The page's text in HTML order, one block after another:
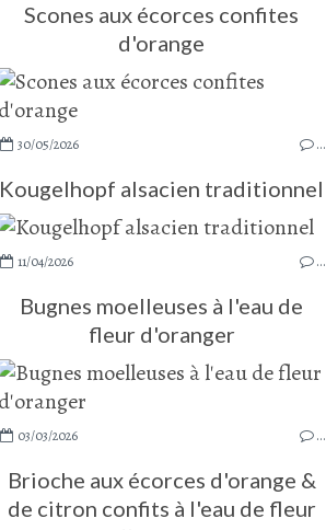
Scones aux écorces confites
d'orange
30/05/2026 …
Kougelhopf alsacien traditionnel
11/04/2026 …
Bugnes moelleuses à l'eau de
fleur d'oranger
03/03/2026 …
Brioche aux écorces d'orange &
de citron confits à l'eau de fleur